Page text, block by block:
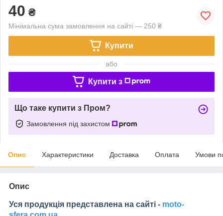
40 ₴
Мінімальна сума замовлення на сайті — 250 ₴
Купити
або
Купити з
Що таке купити з Пром?
Замовлення під захистом
Опис Характеристики Доставка Оплата Умови
Опис
Уся продукція представлена на сайті - moto-